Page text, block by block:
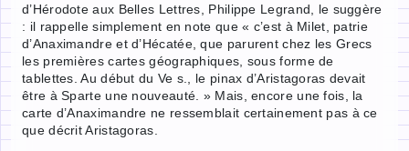
d’Hérodote aux Belles Lettres, Philippe Legrand, le suggère
: il rappelle simplement en note que « c’est à Milet, patrie
d’Anaximandre et d’Hécatée, que parurent chez les Grecs
les premières cartes géographiques, sous forme de
tablettes. Au début du Ve s., le pinax d’Aristagoras devait
être à Sparte une nouveauté. » Mais, encore une fois, la
carte d’Anaximandre ne ressemblait certainement pas à ce
que décrit Aristagoras.